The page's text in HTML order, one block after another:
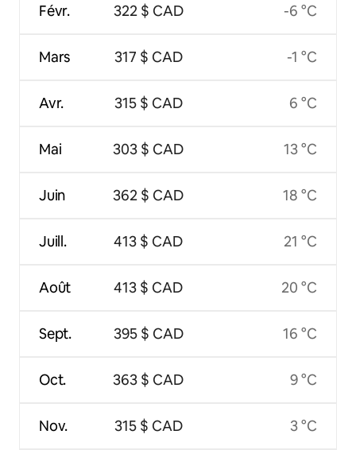
Févr.
Mars
Avr.
Mai
Juin
Juill.
Août
Sept.
Oct.
Nov.
322 $ CAD
317 $ CAD
315 $ CAD
303 $ CAD
362 $ CAD
413 $ CAD
413 $ CAD
395 $ CAD
363 $ CAD
315 $ CAD
-6 °C
-1 °C
6 °C
13 °C
18 °C
21 °C
20 °C
16 °C
9 °C
3 °C